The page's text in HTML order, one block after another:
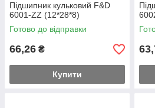
Підшипник кульковий F&D
6001-ZZ (12*28*8)
Готово до відправки
66,26 ₴
Купити